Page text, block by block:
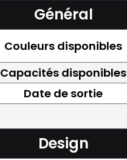
Général
Couleurs disponibles
Capacités disponibles
Date de sortie
Design